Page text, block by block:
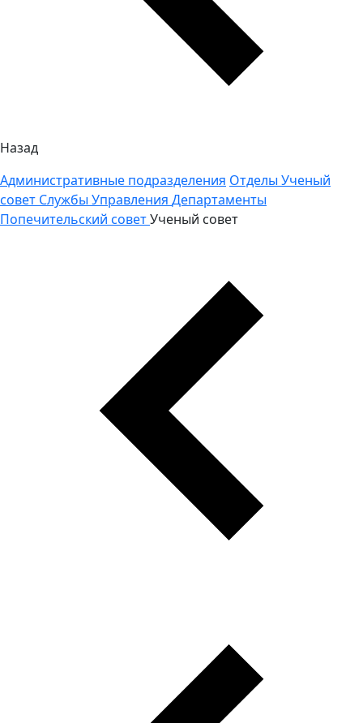
Назад
Административные подразделения Отделы Ученый
совет Службы Управления Департаменты
Попечительский советУченый совет